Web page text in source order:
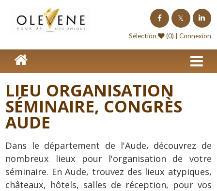
Sélection (0) |Connexion
LIEU ORGANISATION
SÉMINAIRE, CONGRÈS
AUDE
Dans le département de l'Aude, découvrez de
nombreux lieux pour l'organisation de votre
séminaire. En Aude, trouvez des lieux atypiques,
châteaux, hôtels, salles de réception, pour vos
Homepage
Lieux de séminaire
Nos offres
Séminaire clé en Main
Blog événements
Contact
Devis